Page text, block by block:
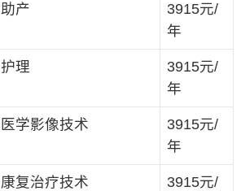
助产
3915元/
年
护理
3915元/
年
医学影像技术
3915元/
年
康复治疗技术
3915元/